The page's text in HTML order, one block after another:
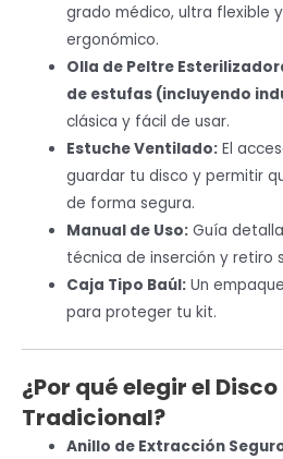
grado médico, ultra flexible
ergonómico.
Olla de Peltre
de estufas (incluyendo
clásica y fácil de usar.
Estuche Ventilado: El
guardar tu disco y permitir
de forma segura.
Manual de Uso: Guía
técnica de inserción y retiro
Caja Tipo Baúl: Un
para proteger tu kit.
¿Por qué elegir el
Tradicional?
Anillo de Extracción